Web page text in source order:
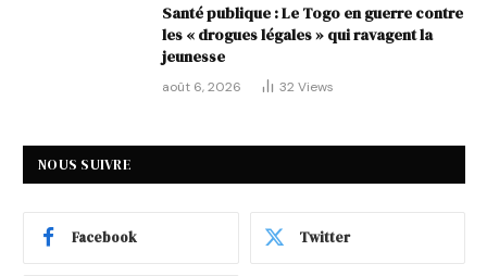
Santé publique : Le Togo en guerre contre
les « drogues légales » qui ravagent la
jeunesse
août 6, 2026 32 Views
NOUS SUIVRE
Facebook Twitter